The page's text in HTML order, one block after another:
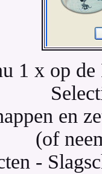
1 x op de
en
(of
-